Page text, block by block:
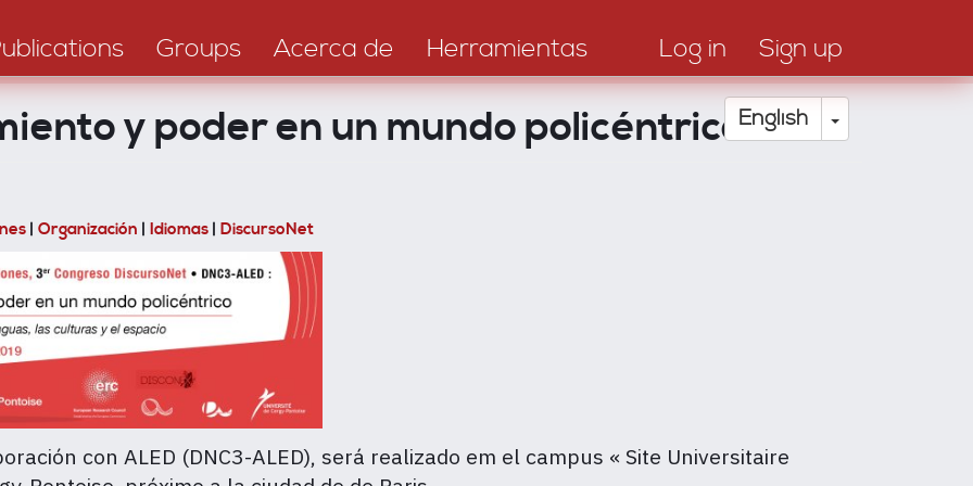
Groups Acerca de Herramientas Log in Sign up
English Toggle
y poder en un mundo policéntrico
| Organización | Idiomas | DiscursoNet
con ALED (DNC3-ALED), será realizado em el campus « Site Universitaire